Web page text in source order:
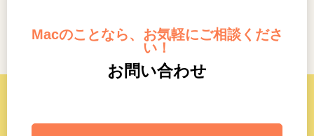
Macのことなら、お気軽にご相談くださ
い！
お問い合わせ